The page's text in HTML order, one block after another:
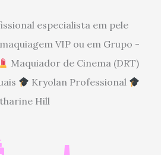
especialista em pele
VIP ou em Grupo -
Maquiador de Cinema (DRT)
Kryolan Professional
Hill